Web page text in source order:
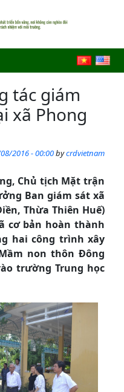
tác giám
xã Phong
2016 - 00:00bycrdvietnam
Chủ tịch Mặt trận
Ban giám sát xã
Thừa Thiên Huế)
cơ bản hoàn thành
hai công trình xây
non thôn Đông
trường Trung học